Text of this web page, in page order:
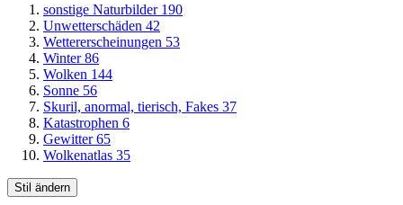
sonstige Naturbilder 190
Unwetterschäden 42
Wettererscheinungen 53
Winter 86
Wolken 144
Sonne 56
Skuril, anormal, tierisch, Fakes 37
Katastrophen 6
Gewitter 65
Wolkenatlas 35
Stil ändern